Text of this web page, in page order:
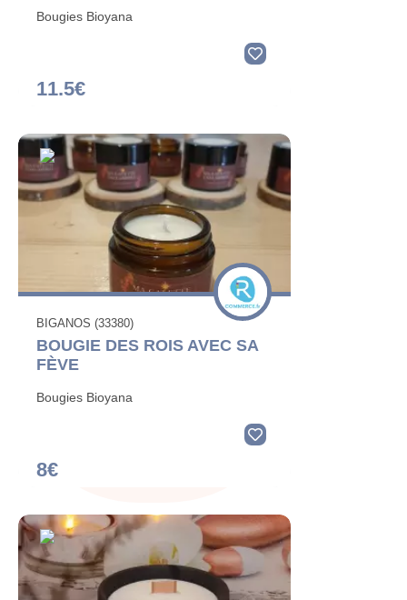
Bougies Bioyana
11.5€
BIGANOS (33380)
BOUGIE DES ROIS AVEC SA
FÈVE
Bougies Bioyana
8€